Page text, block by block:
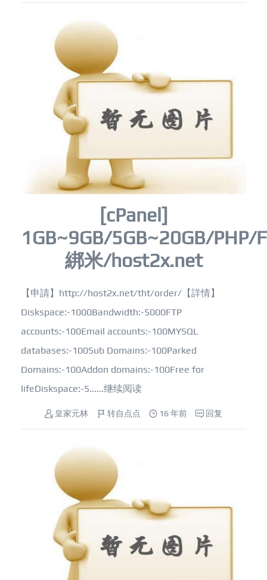
[cPanel]
1GB~9GB/5GB~20GB/PHP/
綁米/host2x.net
【申請】http://host2x.net/tht/order/【詳情】
Diskspace:-1000Bandwidth:-5000FTP
accounts:-100Email accounts:-100MYSQL
databases:-100Sub Domains:-100Parked
Domains:-100Addon domains:-100Free for
lifeDiskspace:-5......继续阅读
皇家元林 转自点点 16 年前 回复